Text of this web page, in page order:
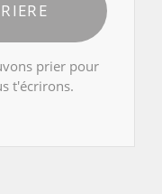
prier pour
t'écrirons.